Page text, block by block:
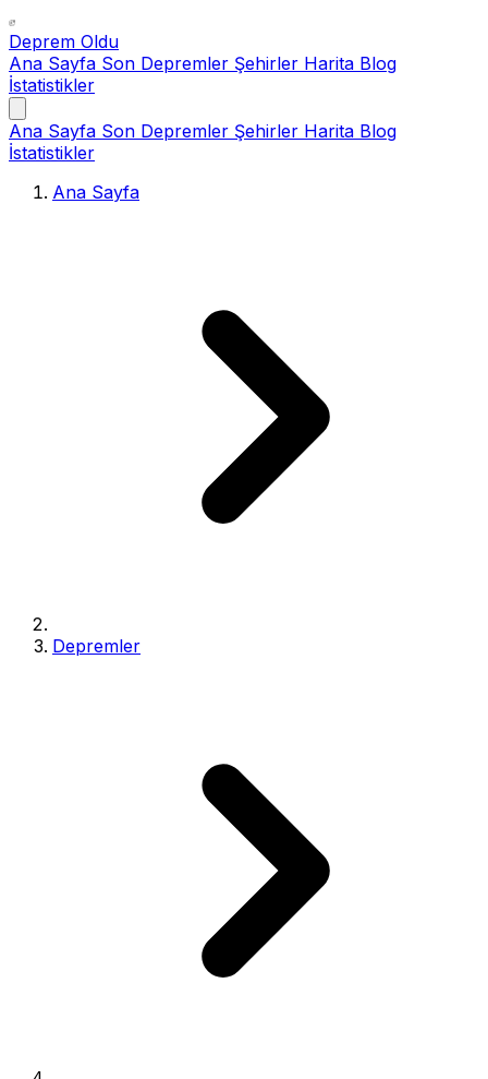
Deprem Oldu
Ana Sayfa Son Depremler Şehirler Harita Blog
İstatistikler
Ana Sayfa Son Depremler Şehirler Harita Blog
İstatistikler
Ana Sayfa
Depremler